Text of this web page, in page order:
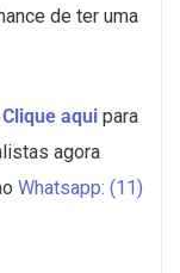
de ter uma
Clique aqui para
agora
Whatsapp: (11)